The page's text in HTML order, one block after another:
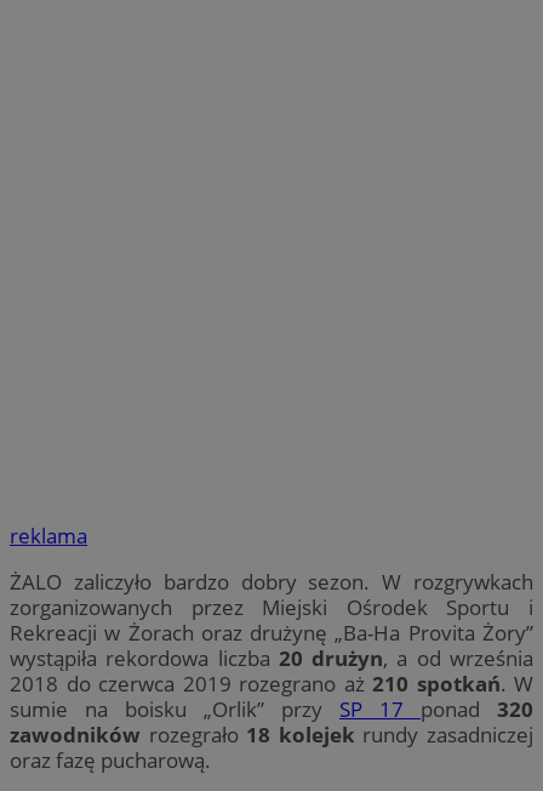
reklama
ŻALO zaliczyło bardzo dobry sezon. W rozgrywkach
zorganizowanych przez Miejski Ośrodek Sportu i
Rekreacji w Żorach oraz drużynę „Ba-Ha Provita Żory”
wystąpiła rekordowa liczba 20 drużyn, a od września
2018 do czerwca 2019 rozegrano aż 210 spotkań. W
sumie na boisku „Orlik” przy SP 17 ponad 320
zawodników rozegrało 18 kolejek rundy zasadniczej
oraz fazę pucharową.